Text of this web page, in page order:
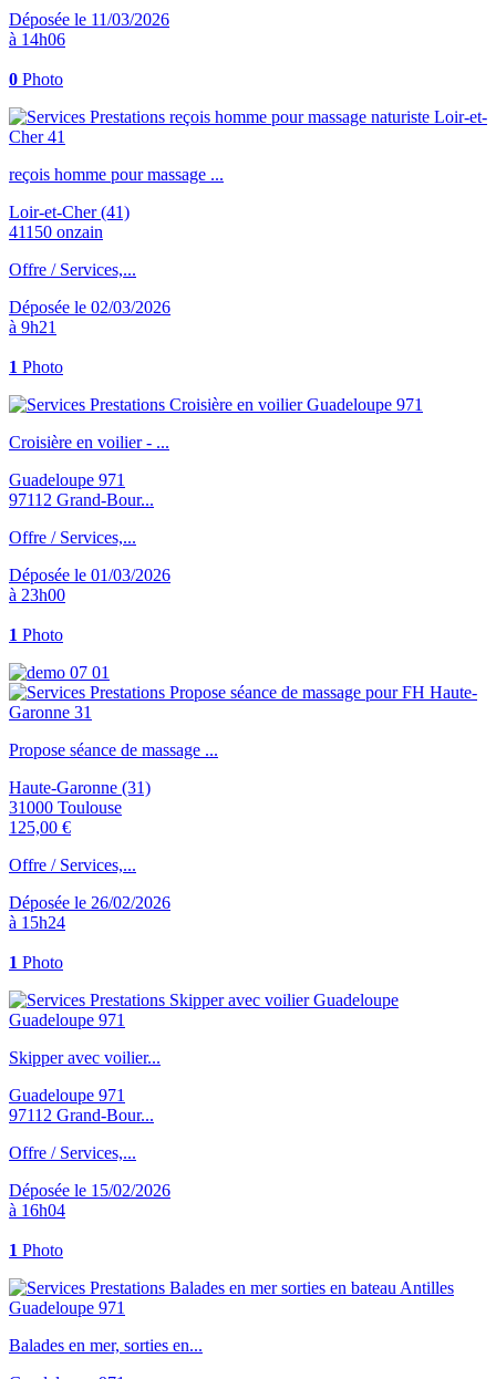
Déposée le 11/03/2026
à 14h06
0 Photo
reçois homme pour massage ...
Loir-et-Cher (41)
41150 onzain
Offre / Services,...
Déposée le 02/03/2026
à 9h21
1 Photo
Croisière en voilier - ...
Guadeloupe 971
97112 Grand-Bour...
Offre / Services,...
Déposée le 01/03/2026
à 23h00
1 Photo
Propose séance de massage ...
Haute-Garonne (31)
31000 Toulouse
125,00 €
Offre / Services,...
Déposée le 26/02/2026
à 15h24
1 Photo
Skipper avec voilier...
Guadeloupe 971
97112 Grand-Bour...
Offre / Services,...
Déposée le 15/02/2026
à 16h04
1 Photo
Balades en mer, sorties en...